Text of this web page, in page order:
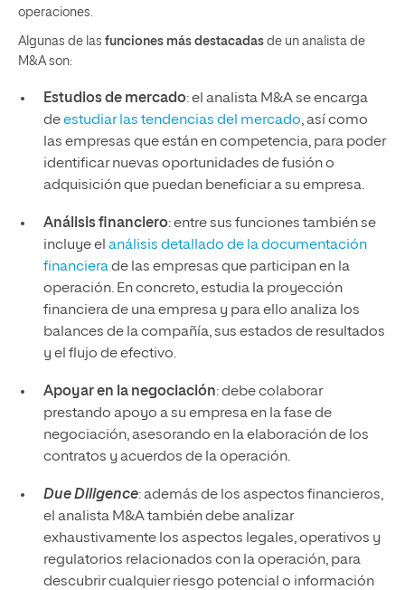
operaciones.
Algunas de las funciones más destacadas de un analista de
M&A son:
Estudios de mercado: el analista M&A se encarga
deestudiar las tendencias del mercado, así como
las empresas que están en competencia, para poder
identificar nuevas oportunidades de fusión o
adquisición que puedan beneficiar a su empresa.
Análisis financiero: entre sus funciones también se
incluye el análisis detallado de la documentación
financierade las empresas que participan en la
operación. En concreto, estudia la proyección
financiera de una empresa y para ello analiza los
balances de la compañía, sus estados de resultados
y el flujo de efectivo.
Apoyar en la negociación: debe colaborar
prestando apoyo a su empresa en la fase de
negociación, asesorando en la elaboración de los
contratos y acuerdos de la operación.
Due Diligence: además de los aspectos financieros,
el analista M&A también debe analizar
exhaustivamente los aspectos legales, operativos y
regulatorios relacionados con la operación, para
descubrir cualquier riesgo potencial o información